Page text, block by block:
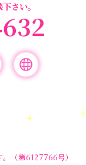
さい。
（第6127766号）